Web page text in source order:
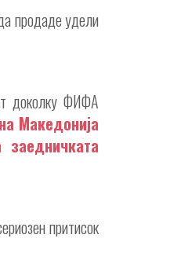
продаде удели
доколку ФИФА
Македонија
притисок